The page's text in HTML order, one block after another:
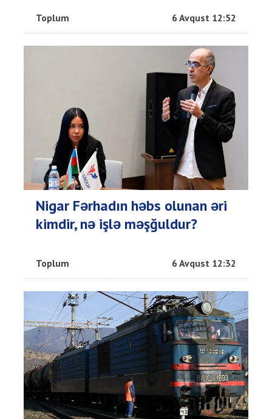
Toplum 6 Avqust 12:52
Nigar Fərhadın həbs olunan əri
kimdir, nə işlə məşğuldur?
Toplum 6 Avqust 12:32